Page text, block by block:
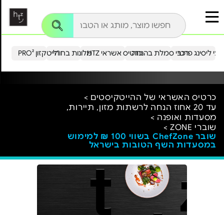
הייטקזון PRO²מלונות בחו"ל כרטיס אשראי HTZ ליסינג פרטירכבי סמלת בהנחה
כרטיס האשראי של ההייטקיסטים >
עד 20 אחוז הנחה לרשתות מזון, תיירות,
מסעדות ואופנה >
שוברי ZONE >
שובר ChefZone בשווי 100 ₪ למימוש
במסעדות השף הטובות בישראל